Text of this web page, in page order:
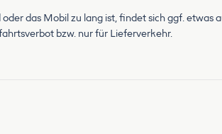
das Mobil zu lang ist, findet sich ggf. etwas
bzw. nur für Lieferverkehr.